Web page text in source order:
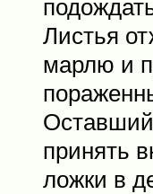
Листья
марлю и
принять
ложки в